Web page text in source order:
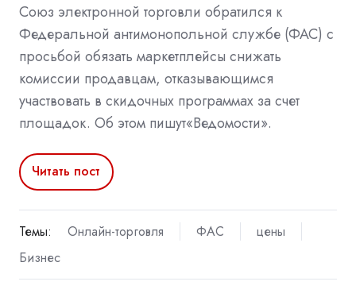
Союз электронной торговли обратился к
Федеральной антимонопольной службе (ФАС) с
просьбой обязать маркетплейсы снижать
комиссии продавцам, отказывающимся
участвовать в скидочных программах за счет
площадок. Об этом пишут«Ведомости».
Читать пост
Темы: Онлайн-торговля ФАС
цены
Бизнес